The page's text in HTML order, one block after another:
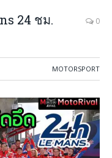
24 ชม.
0
MOTORSPORT